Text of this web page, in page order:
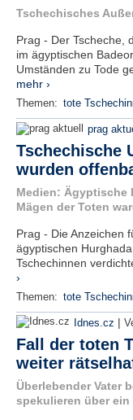
Tschechisches
Prag - Der Tscheche,
im ägyptischen
Umständen zu Tode
mehr ›
Themen: tote
prag
Tschechische
wurden
Medien: Ägyptische
Mägen der Toten
Prag - Die Anzeichen
ägyptischen
Tschechinnen
›
Themen: tote
Idnes.cz |
Fall der toten
weiter
Überlebender Vater
spekulieren über ein